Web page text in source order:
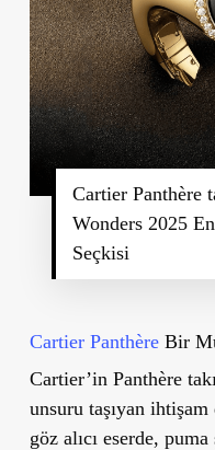
Cartier Panthère
Wonders 2025
Seçkisi
Cartier PanthèreBir
Cartier’in Panthère
unsuru taşıyan
göz alıcı eserde,